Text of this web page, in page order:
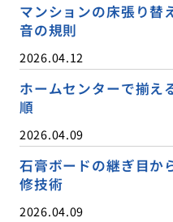
マンションの床張り替
音の規則
2026.04.12
ホームセンターで揃え
順
2026.04.09
石膏ボードの継ぎ目か
修技術
2026.04.09